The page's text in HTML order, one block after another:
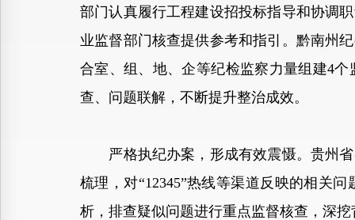
部门认真履行工程建设招投标指导和协调
业监督部门核查提供参考和指引。黔南州
合室、组、地、企等纪检监察力量组建4
查、问题联解，不断提升整治成效。
严格执纪办案，形成有效震慑。贵州省
梳理，对“12345”热线等渠道反映的相关
析，排查疑似问题进行重点监督核查，深